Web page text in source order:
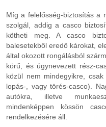
Míg a felelősség-biztosítás a
szolgál, addig a casco
kötheti meg. A casco
balesetekből eredő károkat,
által okozott rongálásból
körű, és úgynevezett rész-
közül nem mindegyikre,
lopás-, vagy törés-casco).
autókra, illetve
mindenképpen kössön
rendelkezésére áll.